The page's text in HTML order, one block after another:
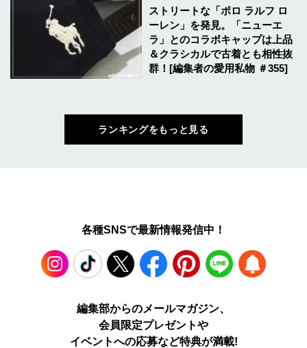
ストリートな「ポロ ラルフ ロ
ーレン」を発見。「ニューエ
ラ」とのコラボキャップは上品
＆クラシカルで古着とも相性抜
群！[編集者の愛用私物 ＃355]
ランキングをもっと見る
各種SNSで最新情報発信中！
TikTok Facebook Pinterest LINE
編集部からのメールマガジン、
会員限定プレゼントや
イベントへの応募など特典が満載!